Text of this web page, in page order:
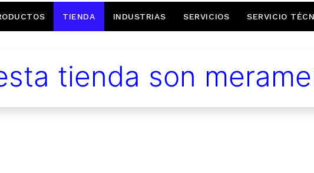
TIENDA INDUSTRIAS SERVICIOS SERVICIO
tienda son